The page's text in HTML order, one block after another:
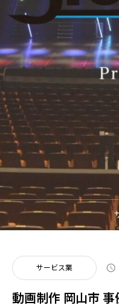
制作事例
採用支援
お問い合わせ
サービス業
動画制作 岡山市 事